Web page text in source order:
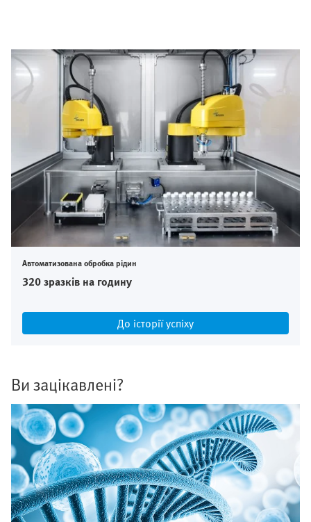
Автоматизована обробка рідин
320 зразків на годину
До історії успіху
Ви зацікавлені?